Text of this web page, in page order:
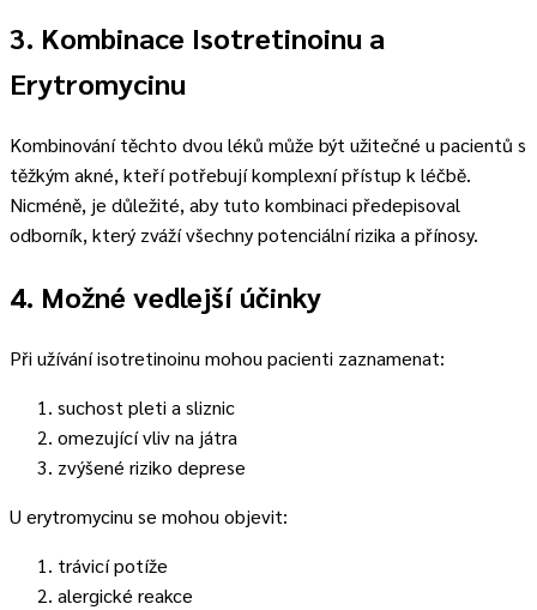
3. Kombinace Isotretinoinu a
Erytromycinu
Kombinování těchto dvou léků může být užitečné u pacientů s
těžkým akné, kteří potřebují komplexní přístup k léčbě.
Nicméně, je důležité, aby tuto kombinaci předepisoval
odborník, který zváží všechny potenciální rizika a přínosy.
4. Možné vedlejší účinky
Při užívání isotretinoinu mohou pacienti zaznamenat:
suchost pleti a sliznic
omezující vliv na játra
zvýšené riziko deprese
U erytromycinu se mohou objevit:
trávicí potíže
alergické reakce